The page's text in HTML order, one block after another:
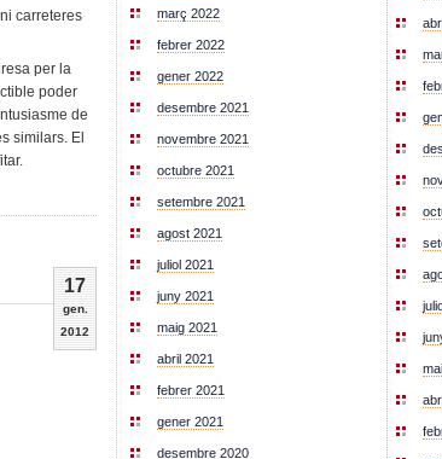
carreteres
per la
poder
de
similars. El
17
gen.
2012
març 2022
febrer 2022
gener 2022
desembre 2021
novembre 2021
octubre 2021
setembre 2021
agost 2021
juliol 2021
juny 2021
maig 2021
abril 2021
febrer 2021
gener 2021
desembre 2020